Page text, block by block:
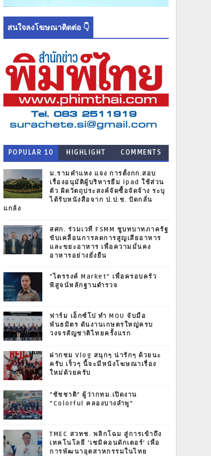
สนใจลงโฆษณาติดต่อ 👇
POPULAR 10
HIGHLIGHT
COMMENTS
ม.รามคำแหง แจง การตั้งกก.สอบ
เรื่องอนุมัติผู้บริหารยืม ipad ใช้ส่วน
ตัว ผิดวัตถุประสงค์จัดซื้อจัดจ้าง ระบุ
ได้รับหนังสือจาก ป.ป.ช. ปัดกลั่น
แกล้ง
สศก. ร่วมเวที FSMM ชูบทบาทภาครัฐ
ขับเคลื่อนการลดการสูญเสียอาหาร
และขยะอาหาร เพื่อความมั่นคง
อาหารอย่างยั่งยืน
"ไตรรงค์ Market” เพื่อครอบครัว
พิสูจน์หลักฐานตำรวจ
ฟาร์ม เอ็กซ์โป ทำ MOU จับมือ
พันธมิตร ดันงานเกษตรใหญ่ครบ
วงจรสัญชาติไทยครั้งแรก
ฝากชม Vlog สนุกๆ น่ารักๆ ด้วยนะ
ครับ เร็วๆ นี้จะมีหนังโฆษณาเรื่อง
ใหม่ด้วยครับ
"ชัชชาติ" ผู้ว่ากทม.เปิดงาน
“Colorful คลองบางลำพู”
TMEC สวทช. พลิกโฉม สู่การเข้าถึง
เทคโนโลยี ‘เซมิคอนดักเตอร์’ เพื่อ
การพัฒนาอุตสาหกรรมในไทย